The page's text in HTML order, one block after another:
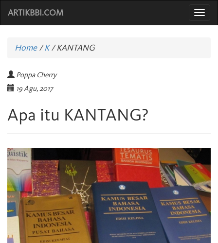
ARTIKBBI.COM
Home/K /KANTANG
Poppa Cherry
19 Agu, 2017
Apa itu KANTANG?